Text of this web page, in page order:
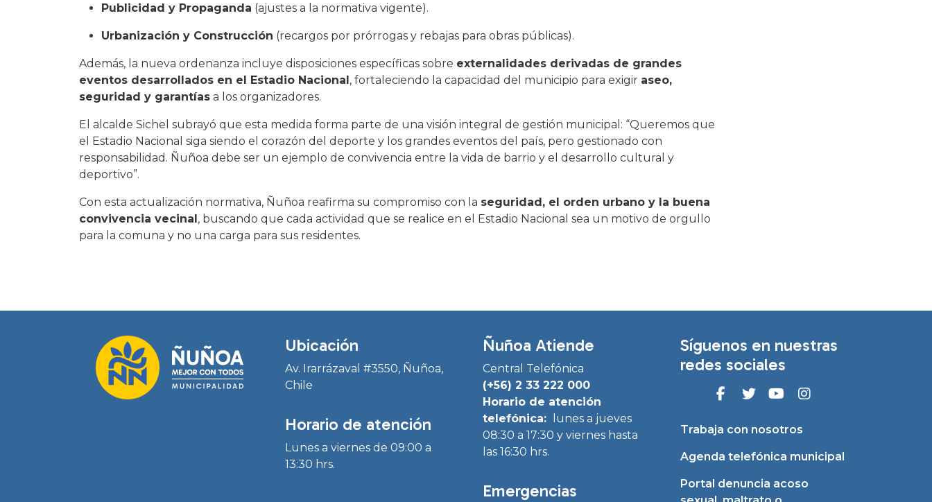
Publicidad y Propaganda (ajustes a la normativa vigente).
Urbanización y Construcción (recargos por prórrogas y rebajas para obras públicas).
Además, la nueva ordenanza incluye disposiciones específicas sobre externalidades derivadas de grandes
eventos desarrollados en el Estadio Nacional, fortaleciendo la capacidad del municipio para exigir aseo,
seguridad y garantías a los organizadores.
El alcalde Sichel subrayó que esta medida forma parte de una visión integral de gestión municipal: “Queremos que
el Estadio Nacional siga siendo el corazón del deporte y los grandes eventos del país, pero gestionado con
responsabilidad. Ñuñoa debe ser un ejemplo de convivencia entre la vida de barrio y el desarrollo cultural y
deportivo”.
Con esta actualización normativa, Ñuñoa reafirma su compromiso con la seguridad, el orden urbano y la buena
convivencia vecinal, buscando que cada actividad que se realice en el Estadio Nacional sea un motivo de orgullo
para la comuna y no una carga para sus residentes.
Ubicación
Av. Irarrázaval #3550, Ñuñoa,
Chile
Horario de atención
Lunes a viernes de 09:00 a
13:30 hrs.
Ñuñoa Atiende
Central Telefónica
(+56) 2 33 222 000
Horario de atención
telefónica:
lunes a jueves
08:30 a 17:30 y viernes hasta
las 16:30 hrs.
Emergencias
Síguenos en nuestras
redes sociales
Trabaja con nosotros
Agenda telefónica municipal
Portal denuncia acoso